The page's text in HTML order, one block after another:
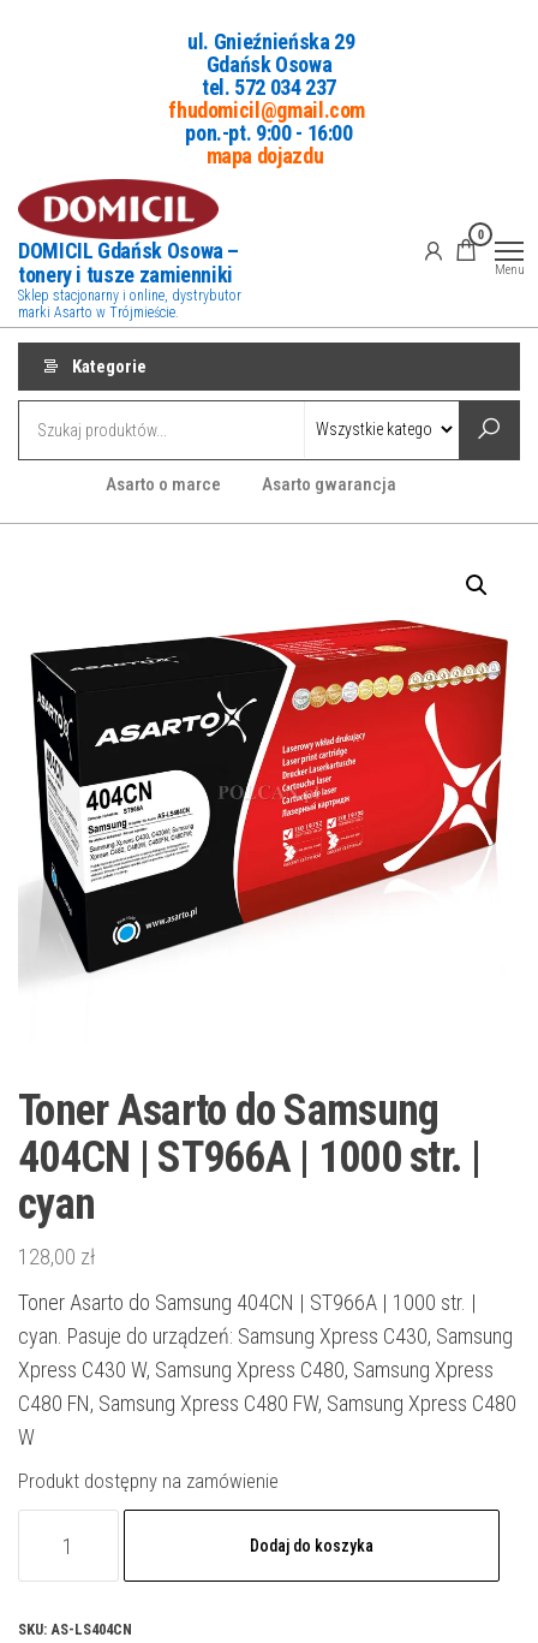
ul. Gnieźnieńska 29
Gdańsk Osowa
tel. 572 034 237
fhudomicil@gmail.com
pon.-pt. 9:00 - 16:00
mapa dojazdu
DOMICIL Gdańsk Osowa –
tonery i tusze zamienniki
Sklep stacjonarny i online, dystrybutor
marki Asarto w Trójmieście.
0
Menu
Kategorie
Asarto o marce Asarto gwarancja
Toner Asarto do Samsung
404CN | ST966A | 1000 str. |
cyan
128,00 zł
Toner Asarto do Samsung 404CN | ST966A | 1000 str. |
cyan. Pasuje do urządzeń: Samsung Xpress C430, Samsung
Xpress C430 W, Samsung Xpress C480, Samsung Xpress
C480 FN, Samsung Xpress C480 FW, Samsung Xpress C480
W
Produkt dostępny na zamówienie
do
Dodaj do koszyka
SKU: AS-LS404CN